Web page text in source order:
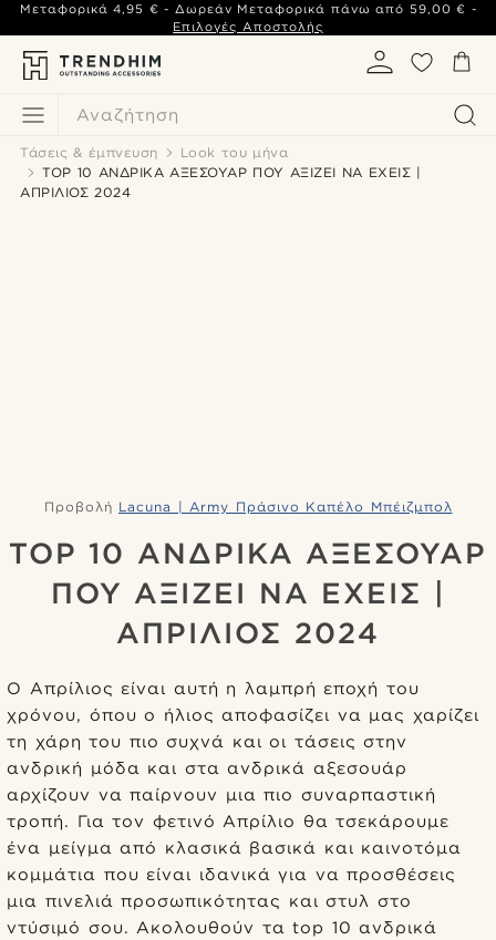
Αναζήτηση
Μεταφορικά 4,95 € - Δωρεάν Μεταφορικά πάνω από 59,00 € -
Επιλογές Αποστολής
Τάσεις & έμπνευση
Look του μήνα
TOP 10 ΑΝΔΡΙΚΑ ΑΞΕΣΟΥΑΡ ΠΟΥ ΑΞΙΖΕΙ ΝΑ ΕΧΕΙΣ |
ΑΠΡΙΛΙΟΣ 2024
Προβολή Lacuna | Army Πράσινο Καπέλο Μπέιζμπολ
TOP 10 ΑΝΔΡΙΚΑ ΑΞΕΣΟΥΑΡ
ΠΟΥ ΑΞΙΖΕΙ ΝΑ ΕΧΕΙΣ |
ΑΠΡΙΛΙΟΣ 2024
Ο Απρίλιος είναι αυτή η λαμπρή εποχή του
χρόνου, όπου ο ήλιος αποφασίζει να μας χαρίζει
τη χάρη του πιο συχνά και οι τάσεις στην
ανδρική μόδα και στα ανδρικά αξεσουάρ
αρχίζουν να παίρνουν μια πιο συναρπαστική
τροπή. Για τον φετινό Απρίλιο θα τσεκάρουμε
ένα μείγμα από κλασικά βασικά και καινοτόμα
κομμάτια που είναι ιδανικά για να προσθέσεις
μια πινελιά προσωπικότητας και στυλ στο
ντύσιμό σου. Ακολουθούν τα top 10 ανδρικά